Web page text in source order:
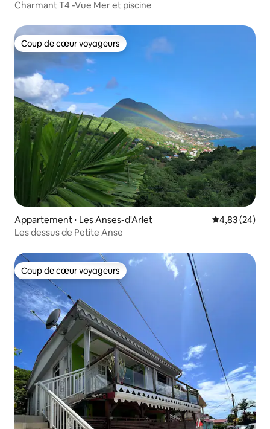
Charmant T4 -Vue Mer et piscine
Coup de cœur voyageurs
Coup de cœur voyageurs
Appartement ⋅ Les Anses-d'Arlet Évaluation
4,83 (24)
Les dessus de Petite Anse
Coup de cœur voyageurs
Coup de cœur voyageurs